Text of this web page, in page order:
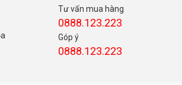
Tư vấn mua hàng
0888.123.223
Góp ý
0888.123.223